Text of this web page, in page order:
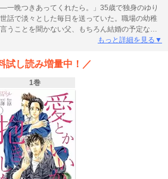
一晩つきあってくれたら。」35歳で独身のゆり
話で淡々とした毎日を送っていた。職場の幼稚
うことを聞かない父、もちろん結婚の予定なん
舎で退屈な人生を全うするだけ――。そう思っ
のSEXで無かったことにしてやる”と言われて…!?
年下の理事長・巧がやって来て…? 恋愛を諦め
器用な三角関係。【恋するソワレ】この作品は
に収録されています。
もっと詳細を見る▼
試し読み増量中！／
1巻